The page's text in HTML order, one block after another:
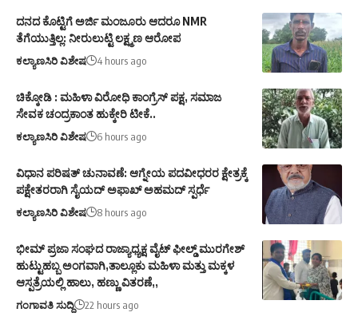
ದನದ ಕೊಟ್ಟಿಗೆ ಅರ್ಜಿ ಮಂಜೂರು ಆದರೂ NMR
ತೆಗೆಯುತ್ತಿಲ್ಲ: ನೀರುಲುಟ್ಟಿ ಲಕ್ಷ್ಮಣ ಆರೋಪ
ಕಲ್ಯಾಣಸಿರಿ ವಿಶೇಷ 4 hours ago
ಚಿಕ್ಕೋಡಿ : ಮಹಿಳಾ ವಿರೋಧಿ ಕಾಂಗ್ರೆಸ್ ಪಕ್ಷ, ಸಮಾಜ
ಸೇವಕ ಚಂದ್ರಕಾಂತ ಹುಕ್ಕೇರಿ ಟೀಕೆ..
ಕಲ್ಯಾಣಸಿರಿ ವಿಶೇಷ 6 hours ago
ವಿಧಾನ ಪರಿಷತ್ ಚುನಾವಣೆ: ಆಗ್ನೇಯ ಪದವೀಧರರ ಕ್ಷೇತ್ರಕ್ಕೆ
ಪಕ್ಷೇತರರಾಗಿ ಸೈಯದ್ ಅಫಾಖ್ ಅಹಮದ್ ಸ್ಪರ್ಧೆ
ಕಲ್ಯಾಣಸಿರಿ ವಿಶೇಷ 8 hours ago
ಭೀಮ್ ಪ್ರಜಾ ಸಂಘದ ರಾಜ್ಯಾಧ್ಯಕ್ಷ ವೈಟ್ ಫೀಲ್ಡ್ ಮುರಗೇಶ್
ಹುಟ್ಟುಹಬ್ಬ ಅಂಗವಾಗಿ,ತಾಲ್ಲೂಕು ಮಹಿಳಾ ಮತ್ತು ಮಕ್ಕಳ
ಆಸ್ಪತ್ರೆಯಲ್ಲಿ ಹಾಲು, ಹಣ್ಣು ವಿತರಣೆ,,
ಗಂಗಾವತಿ ಸುದ್ದಿ 22 hours ago